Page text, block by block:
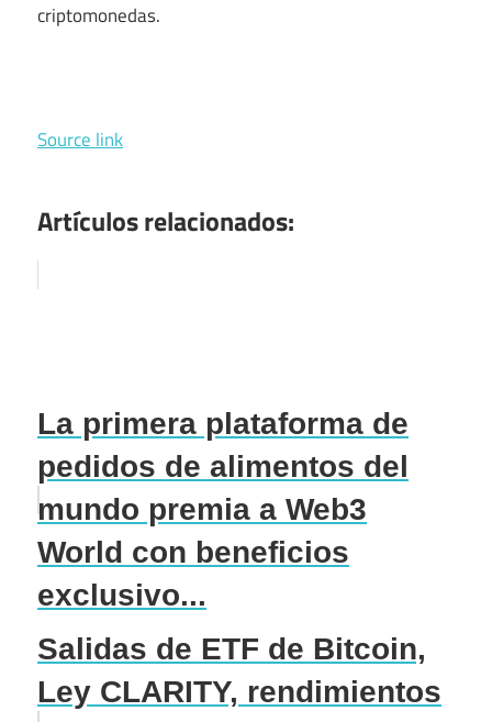
criptomonedas.
Source link
Artículos relacionados:
La primera plataforma de
pedidos de alimentos del
mundo premia a Web3
World con beneficios
exclusivo...
Salidas de ETF de Bitcoin,
Ley CLARITY, rendimientos